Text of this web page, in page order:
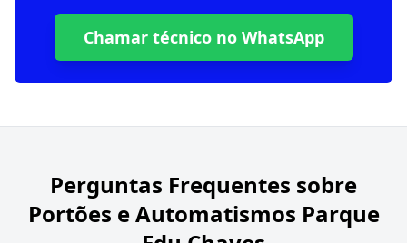
Chamar técnico no WhatsApp
Perguntas Frequentes sobre
Portões e Automatismos Parque